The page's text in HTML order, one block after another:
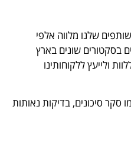
שלנו מלווה אלפי
מגוון עסקים בסקטורים שונים בארץ
ולייעץ ללקוחותינו
סיכונים, בדיקות נאותות